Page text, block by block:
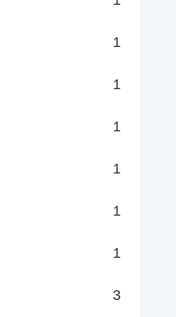
1
1
1
1
1
1
3